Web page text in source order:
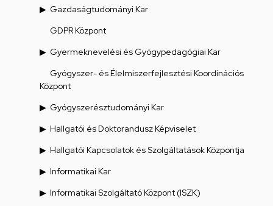
Gazdaságtudományi Kar
GDPR Központ
Gyermeknevelési és Gyógypedagógiai Kar
Gyógyszer- és Élelmiszerfejlesztési Koordinációs
Központ
Gyógyszerésztudományi Kar
Hallgatói és Doktorandusz Képviselet
Hallgatói Kapcsolatok és Szolgáltatások Központja
Informatikai Kar
Informatikai Szolgáltató Központ (ISZK)